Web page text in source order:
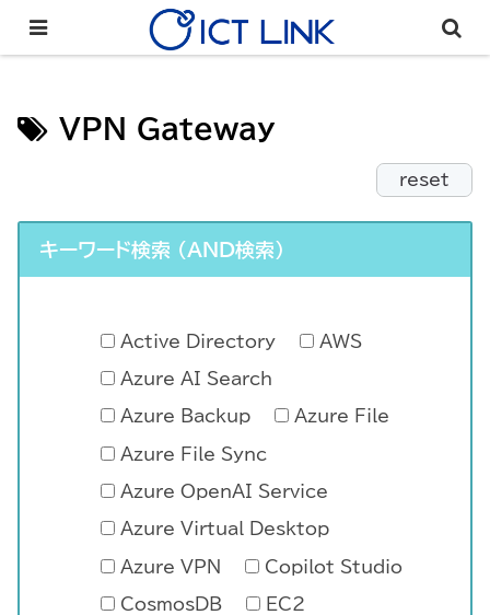
VPN Gateway
reset
キーワード検索 （AND検索）
Active Directory AWS
Azure AI Search
Azure Backup Azure File
Azure File Sync
Azure OpenAI Service
Azure Virtual Desktop
Azure VPN Copilot Studio
CosmosDB EC2